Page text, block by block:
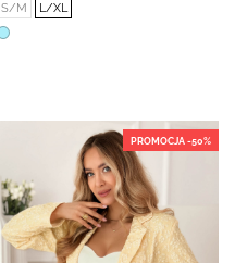
S/M L/XL
PROMOCJA -50%